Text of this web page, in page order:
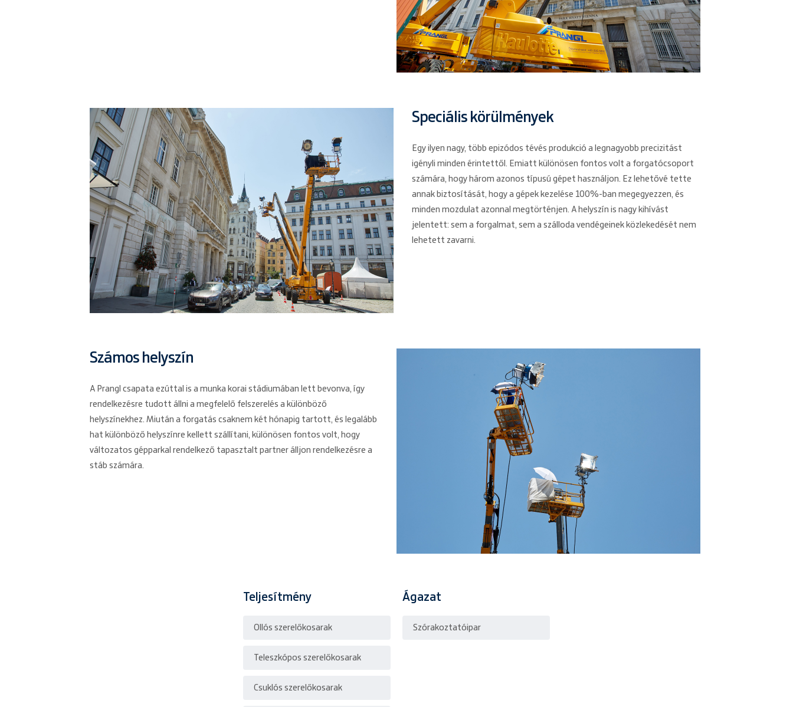
Speciális körülmények
Egy ilyen nagy, több epizódos tévés produkció a legnagyobb precizitást
igényli minden érintettől. Emiatt különösen fontos volt a forgatócsoport
számára, hogy három azonos típusú gépet használjon. Ez lehetővé tette
annak biztosítását, hogy a gépek kezelése 100%-ban megegyezzen, és
minden mozdulat azonnal megtörténjen. A helyszín is nagy kihívást
jelentett: sem a forgalmat, sem a szálloda vendégeinek közlekedését nem
lehetett zavarni.
Számos helyszín
A Prangl csapata ezúttal is a munka korai stádiumában lett bevonva, így
rendelkezésre tudott állni a megfelelő felszerelés a különböző
helyszínekhez. Miután a forgatás csaknem két hónapig tartott, és legalább
hat különböző helyszínre kellett szállítani, különösen fontos volt, hogy
változatos gépparkal rendelkező tapasztalt partner álljon rendelkezésre a
stáb számára.
Teljesítmény
Ollós szerelőkosarak
Teleszkópos szerelőkosarak
Csuklós szerelőkosarak
Ágazat
Szórakoztatóipar